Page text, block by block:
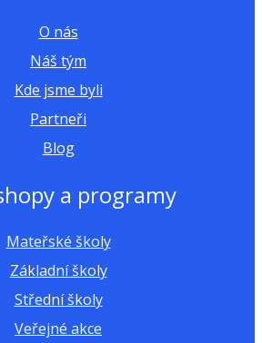
O nás
Náš tým
Kde jsme byli
Partneři
Blog
a programy
Mateřské školy
Základní školy
Střední školy
Veřejné akce